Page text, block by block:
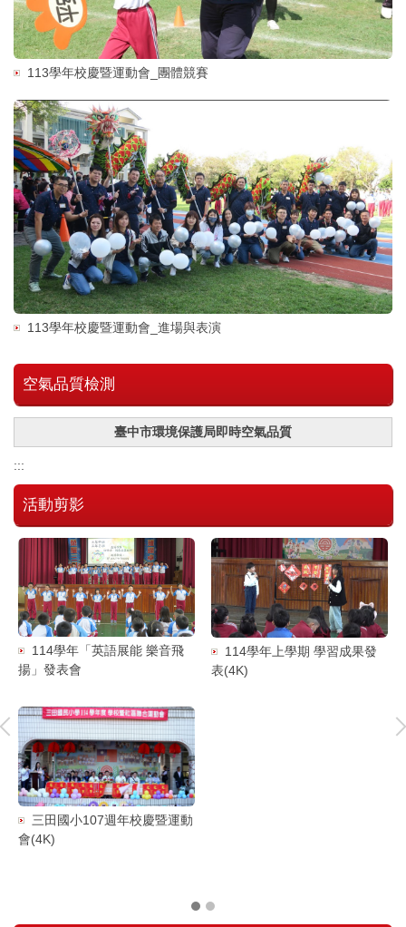
113學年校慶暨運動會_團體競賽
113學年校慶暨運動會_進場與表演
空氣品質檢測
臺中市環境保護局即時空氣品質
:::
活動剪影
114學年「英語展能 樂音飛
揚」發表會
114學年上學期 學習成果發
表(4K)
三田國小107週年校慶暨運動
會(4K)